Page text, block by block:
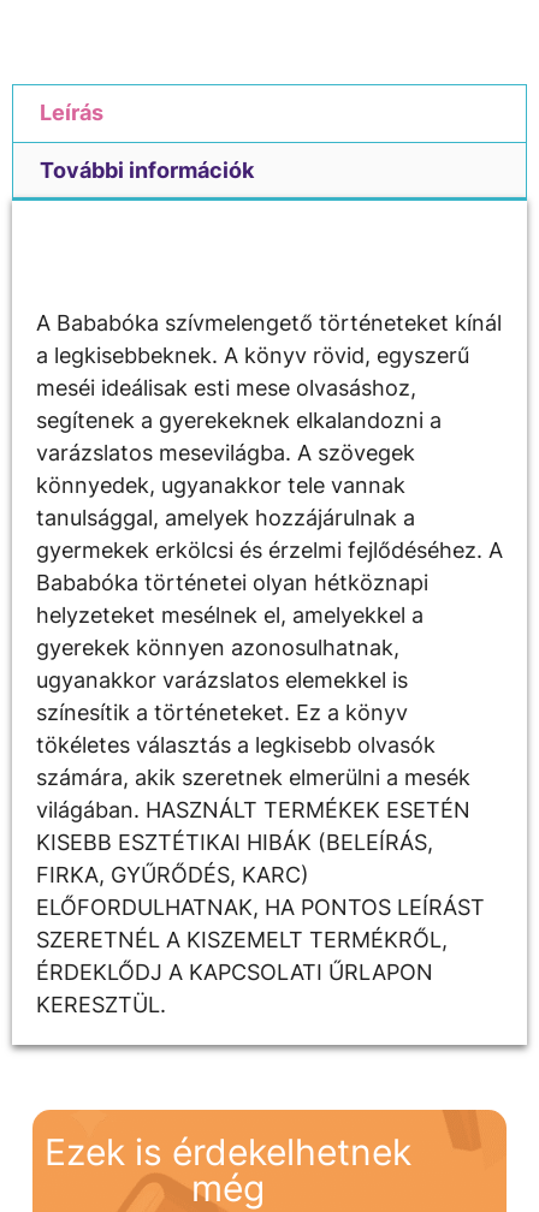
Leírás
További információk
A Bababóka szívmelengető történeteket kínál
a legkisebbeknek. A könyv rövid, egyszerű
meséi ideálisak esti mese olvasáshoz,
segítenek a gyerekeknek elkalandozni a
varázslatos mesevilágba. A szövegek
könnyedek, ugyanakkor tele vannak
tanulsággal, amelyek hozzájárulnak a
gyermekek erkölcsi és érzelmi fejlődéséhez. A
Bababóka történetei olyan hétköznapi
helyzeteket mesélnek el, amelyekkel a
gyerekek könnyen azonosulhatnak,
ugyanakkor varázslatos elemekkel is
színesítik a történeteket. Ez a könyv
tökéletes választás a legkisebb olvasók
számára, akik szeretnek elmerülni a mesék
világában. HASZNÁLT TERMÉKEK ESETÉN
KISEBB ESZTÉTIKAI HIBÁK (BELEÍRÁS,
FIRKA, GYŰRŐDÉS, KARC)
ELŐFORDULHATNAK, HA PONTOS LEÍRÁST
SZERETNÉL A KISZEMELT TERMÉKRŐL,
ÉRDEKLŐDJ A KAPCSOLATI ŰRLAPON
KERESZTÜL.
Ezek is érdekelhetnek
még